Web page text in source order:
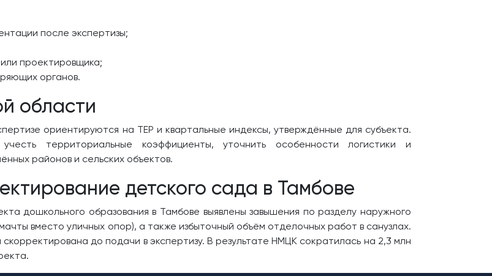
после экспертизы;
проектировщика;
органов.
области
ориентируются на ТЕР и квартальные индексы, утверждённые для субъекта.
территориальные коэффициенты, уточнить особенности логистики и
районов и сельских объектов.
детского сада в Тамбове
дошкольного образования в Тамбове выявлены завышения по разделу наружного
вместо уличных опор), а также избыточный объём отделочных работ в санузлах.
до подачи в экспертизу. В результате НМЦК сократилась на 2,3 млн